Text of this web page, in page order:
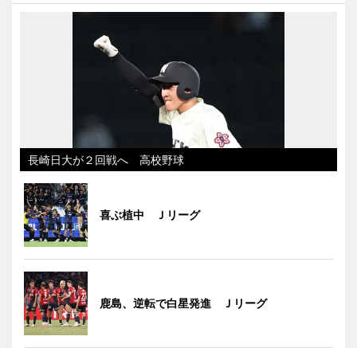
長崎日大が２回戦へ 高校野球
喜ぶ植中 Ｊリーグ
鹿島、逆転で白星発進 Ｊリーグ